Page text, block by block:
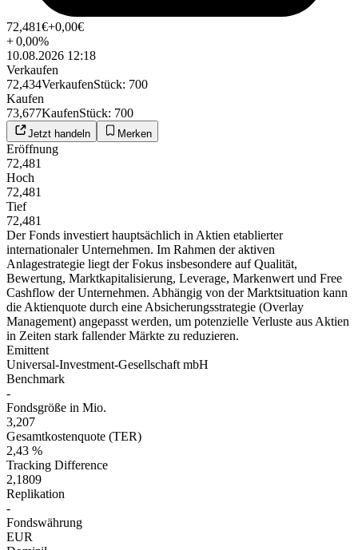
72,481€+0,00€
+0,00%
10.08.2026 12:18
Verkaufen
72,434VerkaufenStück: 700
Kaufen
73,677KaufenStück: 700
Jetzt handeln Merken
Eröffnung
72,481
Hoch
72,481
Tief
72,481
Der Fonds investiert hauptsächlich in Aktien etablierter
internationaler Unternehmen. Im Rahmen der aktiven
Anlagestrategie liegt der Fokus insbesondere auf Qualität,
Bewertung, Marktkapitalisierung, Leverage, Markenwert und Free
Cashflow der Unternehmen. Abhängig von der Marktsituation kann
die Aktienquote durch eine Absicherungsstrategie (Overlay
Management) angepasst werden, um potenzielle Verluste aus Aktien
in Zeiten stark fallender Märkte zu reduzieren.
Emittent
Universal-Investment-Gesellschaft mbH
Benchmark
-
Fondsgröße in Mio.
3,207
Gesamtkostenquote (TER)
2,43 %
Tracking Difference
2,1809
Replikation
-
Fondswährung
EUR